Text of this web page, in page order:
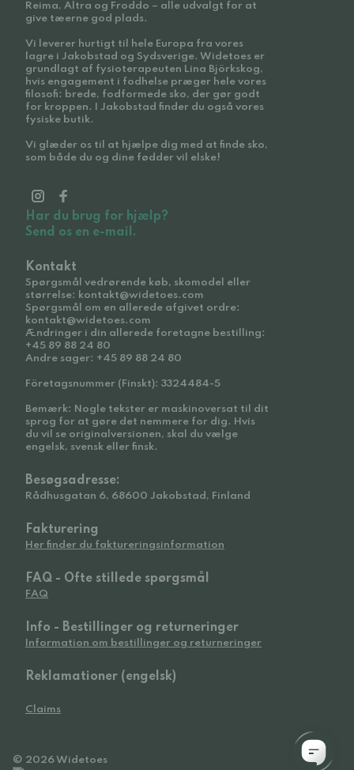
Reima, Altra og Froddo – alle udvalgt for at
give tæerne god plads.
Vi leverer hurtigt til hele Europa fra vores
lagre i Jakobstad og Sydsverige. Widetoes er
grundlagt af fysioterapeuten Lina Björkskog,
hvis engagement i fodhelse præger hele vores
filosofi: brede, fodformede sko, der gør godt
for kroppen. I Jakobstad finder du også vores
fysiske butik.
Vi glæder os til at hjælpe dig med at finde sko,
som både du og dine fødder vil elske!
Har du brug for hjælp?
Send os en e-mail.
Kontakt
Spørgsmål vedrørende køb, skomodel eller
størrelse: kontakt@widetoes.com
Spørgsmål om en allerede afgivet ordre:
kontakt@widetoes.com
Ændringer i din allerede foretagne bestilling:
+45 89 88 24 80
Andre sager: +45 89 88 24 80
Företagsnummer (Finskt): 3324484-5
Bemærk: Nogle tekster er maskinoversat til dit
sprog for at gøre det nemmere for dig. Hvis
du vil se originalversionen, skal du vælge
engelsk, svensk eller finsk.
Besøgsadresse:
Rådhusgatan 6, 68600 Jakobstad, Finland
Fakturering
Her finder du faktureringsinformation
FAQ - Ofte stillede spørgsmål
FAQ
Info - Bestillinger og returneringer
Information om bestillinger og returneringer
Reklamationer (engelsk)
Claims
© 2026 Widetoes